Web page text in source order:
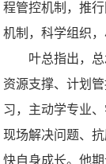
程管控机制，推
机制，科学组织，
叶总指出，
资源支撑、计划
习，主动学专业
现场解决问题、
快自身成长。他